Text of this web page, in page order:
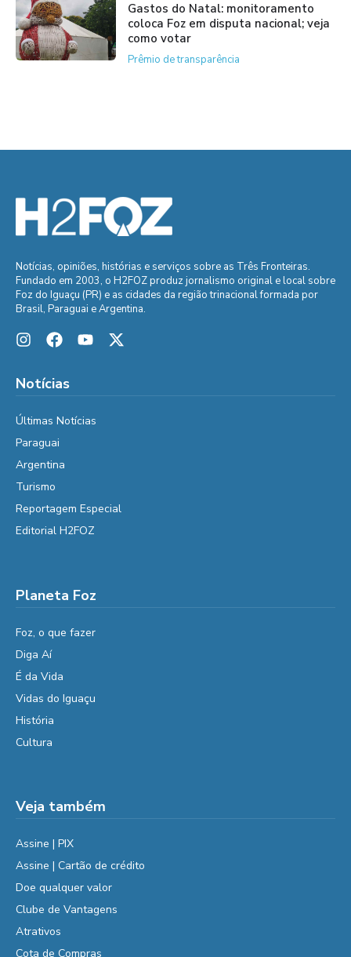
Gastos do Natal: monitoramento
coloca Foz em disputa nacional; veja
como votar
Prêmio de transparência
Notícias, opiniões, histórias e serviços sobre as Três Fronteiras.
Fundado em 2003, o H2FOZ produz jornalismo original e local sobre
Foz do Iguaçu (PR) e as cidades da região trinacional formada por
Brasil, Paraguai e Argentina.
Notícias
Últimas Notícias
Paraguai
Argentina
Turismo
Reportagem Especial
Editorial H2FOZ
Planeta Foz
Foz, o que fazer
Diga Aí
É da Vida
Vidas do Iguaçu
História
Cultura
Veja também
Assine | PIX
Assine | Cartão de crédito
Doe qualquer valor
Clube de Vantagens
Atrativos
Cota de Compras